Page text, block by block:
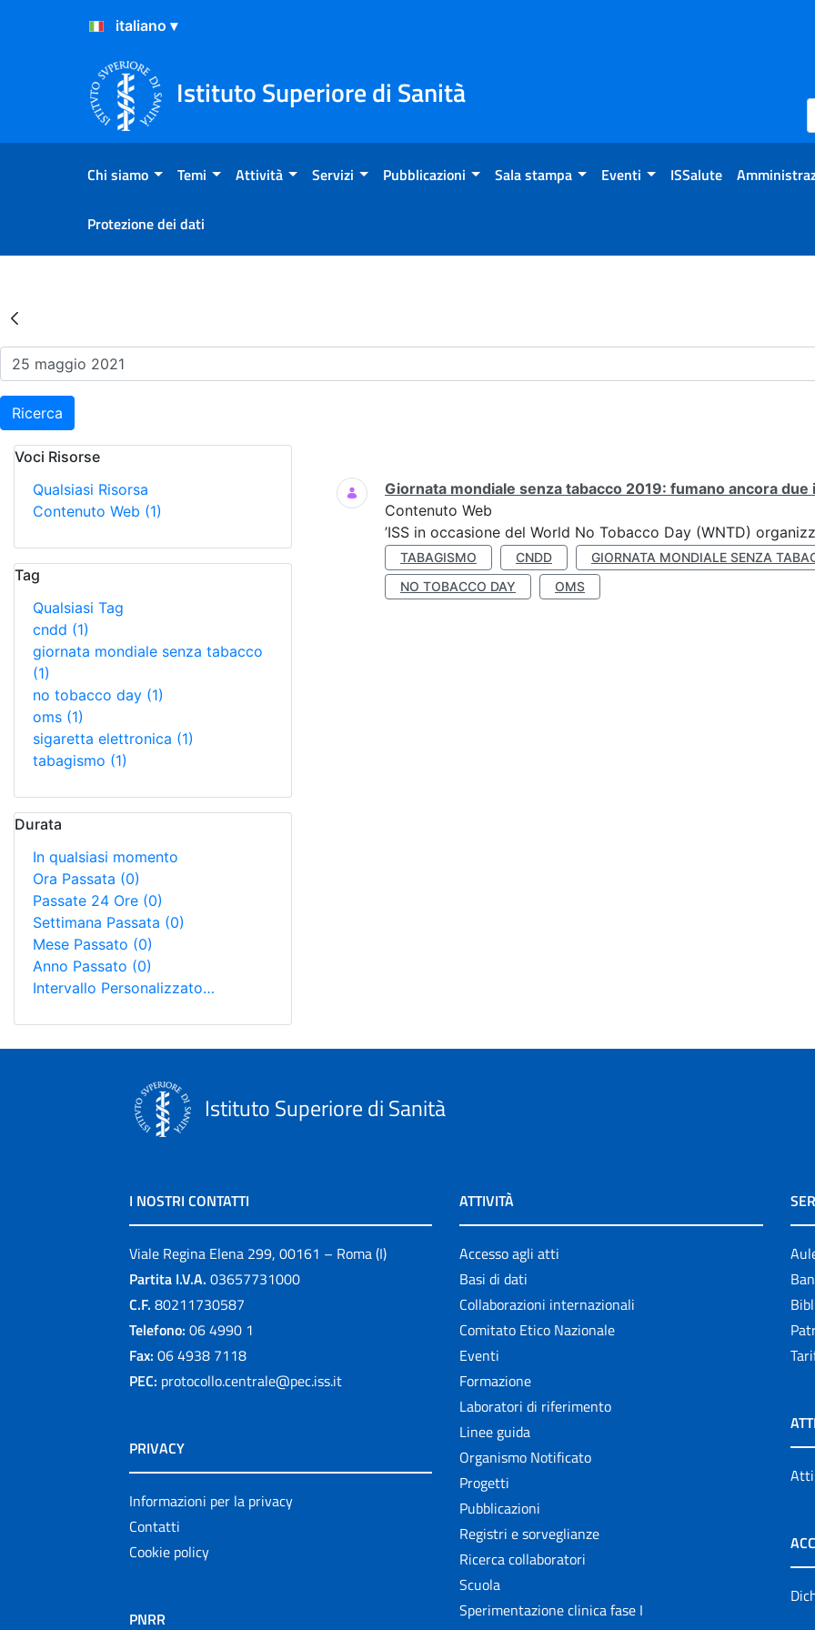
Salta al Contenuto
Salta al Footer
Istituto Superiore di Sanità
Chi siamo Temi Attività Servizi Pubblicazioni Sala stampa Eventi ISSalute
Protezione dei dati
Risultati della Ricerca - Eventi
Ricerca
Voci Risorse
Qualsiasi Risorsa
Contenuto Web (1)
Tag
Qualsiasi Tag
cndd (1)
giornata mondiale senza tabacco
(1)
no tobacco day (1)
oms (1)
sigaretta elettronica (1)
tabagismo (1)
Durata
In qualsiasi momento
Ora Passata (0)
Passate 24 Ore (0)
Settimana Passata (0)
Mese Passato (0)
Anno Passato (0)
Intervallo Personalizzato…
Ricerca
Giornata mondiale senza tabacco 2019: fumano ancora due
Contenuto Web
’ISS in occasione del World No Tobacco Day (WNTD)
TABAGISMO CNDD
GIORNATA MONDIALE SENZA
NO TOBACCO DAY
OMS
Istituto Superiore di Sanità
I NOSTRI CONTATTI
Viale Regina Elena 299, 00161 – Roma (I)
Partita I.V.A. 03657731000
C.F. 80211730587
Telefono: 06 4990 1
Fax: 06 4938 7118
PEC: protocollo.centrale@pec.iss.it
PRIVACY
Informazioni per la privacy
Contatti
Cookie policy
PNRR
ATTIVITÀ
Accesso agli atti
Basi di dati
Collaborazioni internazionali
Comitato Etico Nazionale
Eventi
Formazione
Laboratori di riferimento
Linee guida
Organismo Notificato
Progetti
Pubblicazioni
Registri e sorveglianze
Ricerca collaboratori
Scuola
Sperimentazione clinica fase I
Atti